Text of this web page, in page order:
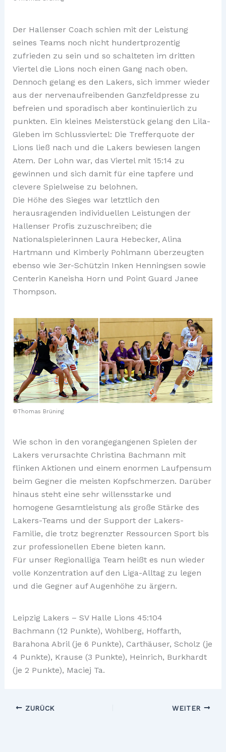
Der Hallenser Coach schien mit der Leistung
seines Teams noch nicht hundertprozentig
zufrieden zu sein und so schalteten im dritten
Viertel die Lions noch einen Gang nach oben.
Dennoch gelang es den Lakers, sich immer wieder
aus der nervenaufreibenden Ganzfeldpresse zu
befreien und sporadisch aber kontinuierlich zu
punkten. Ein kleines Meisterstück gelang den Lila-
Gleben im Schlussviertel: Die Trefferquote der
Lions ließ nach und die Lakers bewiesen langen
Atem. Der Lohn war, das Viertel mit 15:14 zu
gewinnen und sich damit für eine tapfere und
clevere Spielweise zu belohnen.
Die Höhe des Sieges war letztlich den
herausragenden individuellen Leistungen der
Hallenser Profis zuzuschreiben; die
Nationalspielerinnen Laura Hebecker, Alina
Hartmann und Kimberly Pohlmann überzeugten
ebenso wie 3er-Schützin Inken Henningsen sowie
Centerin Kaneisha Horn und Point Guard Janee
Thompson.
©Thomas Brüning
Wie schon in den vorangegangenen Spielen der
Lakers verursachte Christina Bachmann mit
flinken Aktionen und einem enormen Laufpensum
beim Gegner die meisten Kopfschmerzen. Darüber
hinaus steht eine sehr willensstarke und
homogene Gesamtleistung als große Stärke des
Lakers-Teams und der Support der Lakers-
Familie, die trotz begrenzter Ressourcen Sport bis
zur professionellen Ebene bieten kann.
Für unser Regionalliga Team heißt es nun wieder
volle Konzentration auf den Liga-Alltag zu legen
und die Gegner auf Augenhöhe zu ärgern.
Leipzig Lakers – SV Halle Lions 45:104
Bachmann (12 Punkte), Wohlberg, Hoffarth,
Barahona Abril (je 6 Punkte), Carthäuser, Scholz (je
4 Punkte), Krause (3 Punkte), Heinrich, Burkhardt
(je 2 Punkte), Maciej Ta.
ZURÜCK WEITER